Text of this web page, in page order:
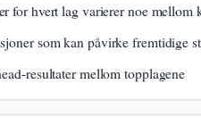
for hvert lag varierer noe mellom
som kan påvirke fremtidige
resultater mellom topplagene